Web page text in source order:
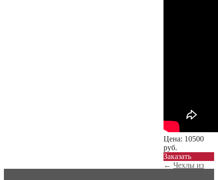
Цена: 10500
руб.
Заказать
← Чехлы из